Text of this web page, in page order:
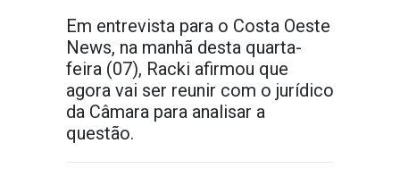
Em entrevista para o Costa Oeste
News, na manhã desta quarta-
feira (07), Racki afirmou que
agora vai ser reunir com o jurídico
da Câmara para analisar a
questão.